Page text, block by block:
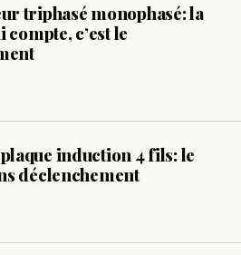
triphasé monophasé: la
compte, c’est le
induction 4 fils: le
déclenchement